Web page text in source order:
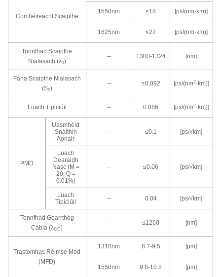
Comhéifeacht Scaipthe
1550nm ≤18 [ps/(nm·km)]
1625nm ≤22 [ps/(nm·km)]
Tonnfhad Scaipthe
Nialasach (λ0)
-- 1300-1324 [nm]
Fána Scaipthe Nialasach
(S0)
-- ≤0.092 [ps/(nm2·km)]
Luach Tipiciúil -- 0.086 [ps/(nm2·km)]
PMD
Uasmhéid
Snáithín
Aonair
-- ≤0.1 [ps/√km]
Luach
Dearaidh
Nasc (M =
20, Q =
0.01%)
-- ≤0.06 [ps/√km]
Luach
Tipiciúil
-- 0.04 [ps/√km]
Tonnfhad Gearrthóg
Cábla (λCC)
-- ≤1260 [nm]
Trastomhas Réimse Mód
(MFD)
1310nm 8.7-9.5 [μm]
1550nm 9.8-10.8 [μm]